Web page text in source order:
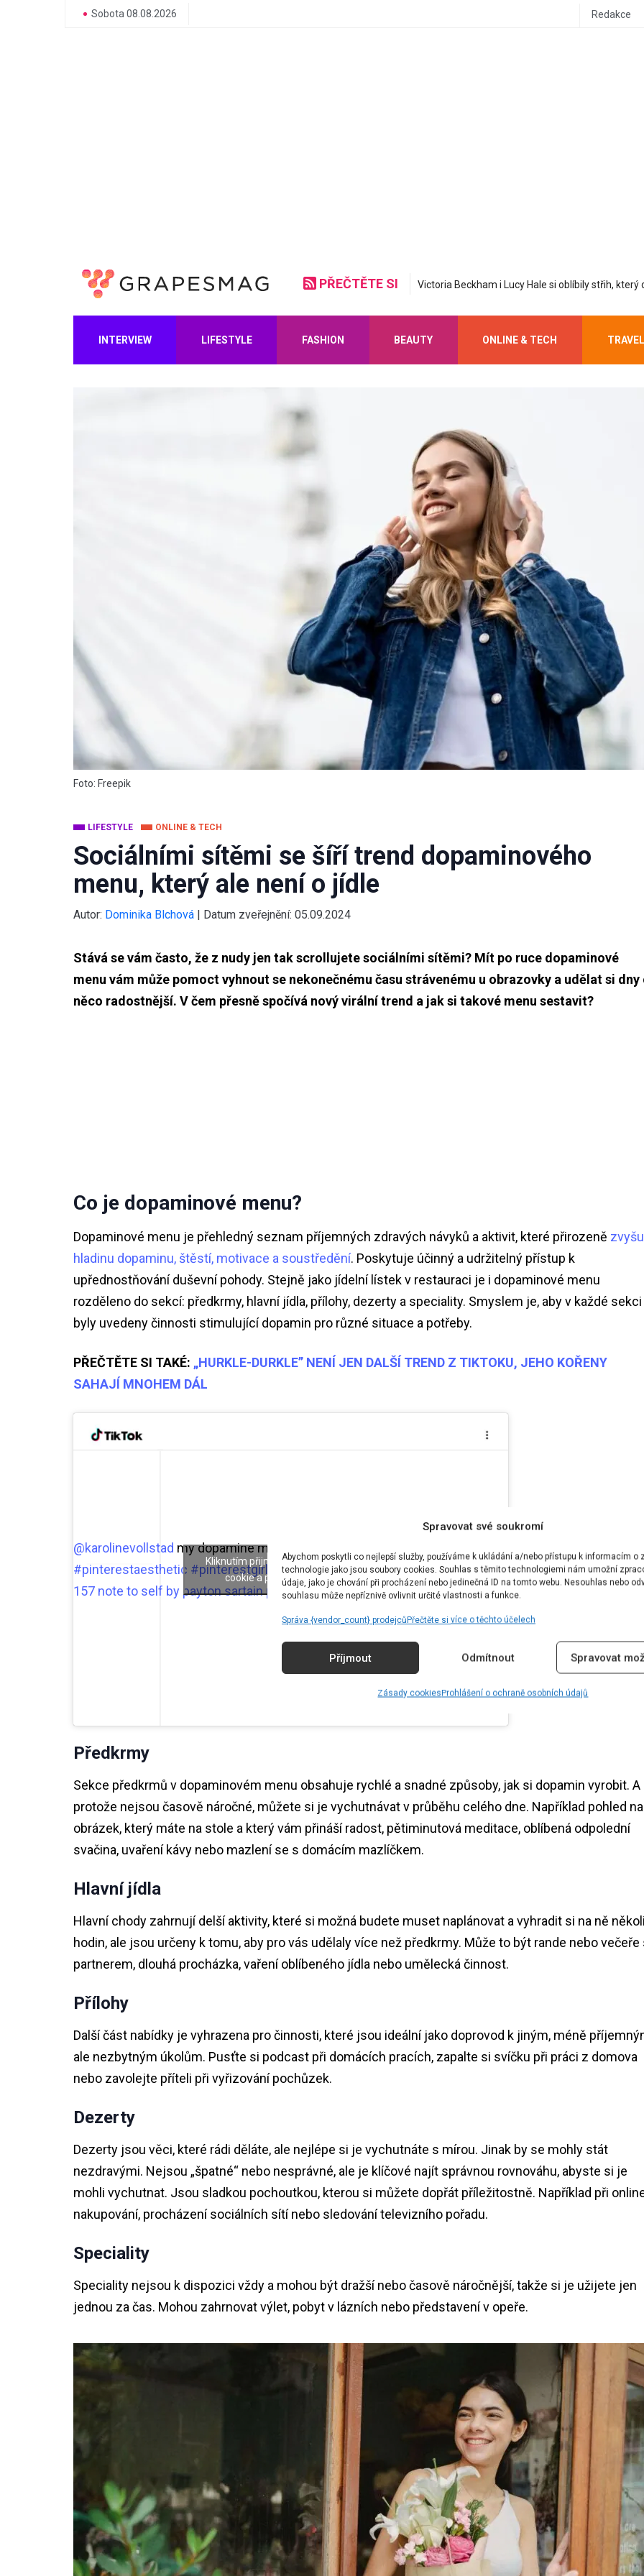
Spravovat své soukromí
Abychom poskytli co nejlepší služby, používáme k ukládání a/nebo přístupu k informacím o
technologie jako jsou soubory cookies. Souhlas s těmito technologiemi nám umožní
údaje, jako je chování při procházení nebo jedinečná ID na tomto webu. Nesouhlas nebo
souhlasu může nepříznivě ovlivnit určité vlastnosti a funkce.
Správa {vendor_count} prodejcůPřečtěte si více o těchto účelech
Příjmout Odmítnout Spravovat
Zásady cookiesProhlášení o ochraně osobních údajů
Sobota 08.08.2026 Redakce
PŘEČTĚTE SI Mastná nerovná se hydratovaná: Korejská
INTERVIEW LIFESTYLE FASHION BEAUTY ONLINE & TECH TRAVEL
Foto: Freepik
LIFESTYLE ONLINE & TECH
Sociálními sítěmi se šíří trend dopaminového
menu, který ale není o jídle
Autor: Dominika Blchová | Datum zveřejnění: 05.09.2024
Stává se vám často, že z nudy jen tak scrollujete sociálními sítěmi? Mít po ruce dopaminové
menu vám může pomoct vyhnout se nekonečnému času strávenému u obrazovky a udělat si dny
něco radostnější. V čem přesně spočívá nový virální trend a jak si takové menu sestavit?
Co je dopaminové menu?
Dopaminové menu je přehledný seznam příjemných zdravých návyků a aktivit, které přirozeně
hladinu dopaminu, štěstí, motivace a soustředění. Poskytuje účinný a udržitelný přístup k
upřednostňování duševní pohody. Stejně jako jídelní lístek v restauraci je i dopaminové menu
rozděleno do sekcí: předkrmy, hlavní jídla, přílohy, dezerty a speciality. Smyslem je, aby v každé sekci
byly uvedeny činnosti stimulující dopamin pro různé situace a potřeby.
PŘEČTĚTE SI TAKÉ: „HURKLE-DURKLE” NENÍ JEN DALŠÍ TREND Z TIKTOKU, JEHO KOŘENY
SAHAJÍ MNOHEM DÁL
@karolinevollstad my dopamine menu ?
#pinterestaesthetic #pinterestgirl #forthegirlies #selfcare#thatgirl ♬ EP
157 note to self by payton sartain podcast – Payton Sartain
Kliknutím přijmete marketing souborů
cookie a povolíte tento obsah
Předkrmy
Sekce předkrmů v dopaminovém menu obsahuje rychlé a snadné způsoby, jak si dopamin vyrobit. A
protože nejsou časově náročné, můžete si je vychutnávat v průběhu celého dne. Například pohled na
obrázek, který máte na stole a který vám přináší radost, pětiminutová meditace, oblíbená odpolední
svačina, uvaření kávy nebo mazlení se s domácím mazlíčkem.
Hlavní jídla
Hlavní chody zahrnují delší aktivity, které si možná budete muset naplánovat a vyhradit si na ně
hodin, ale jsou určeny k tomu, aby pro vás udělaly více než předkrmy. Může to být rande nebo večeře
partnerem, dlouhá procházka, vaření oblíbeného jídla nebo umělecká činnost.
Přílohy
Další část nabídky je vyhrazena pro činnosti, které jsou ideální jako doprovod k jiným, méně
ale nezbytným úkolům. Pusťte si podcast při domácích pracích, zapalte si svíčku při práci z domova
nebo zavolejte příteli při vyřizování pochůzek.
Dezerty
Dezerty jsou věci, které rádi děláte, ale nejlépe si je vychutnáte s mírou. Jinak by se mohly stát
nezdravými. Nejsou „špatné“ nebo nesprávné, ale je klíčové najít správnou rovnováhu, abyste si je
mohli vychutnat. Jsou sladkou pochoutkou, kterou si můžete dopřát příležitostně. Například při
nakupování, procházení sociálních sítí nebo sledování televizního pořadu.
Speciality
Speciality nejsou k dispozici vždy a mohou být dražší nebo časově náročnější, takže si je užijete jen
jednou za čas. Mohou zahrnovat výlet, pobyt v lázních nebo představení v opeře.